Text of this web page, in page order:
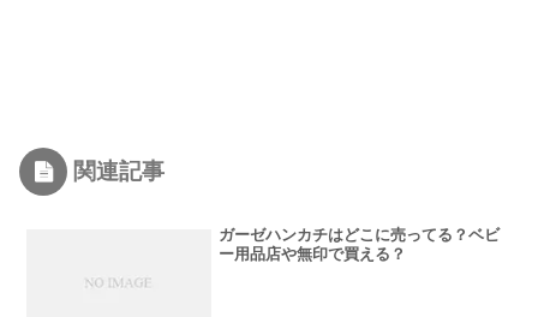
関連記事
ガーゼハンカチはどこに売ってる？ベビ
ー用品店や無印で買える？